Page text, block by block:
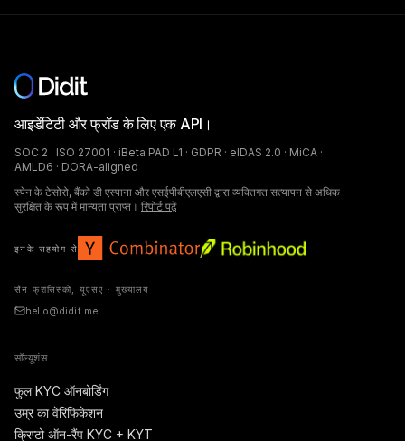
आइडेंटिटी और फ्रॉड के लिए एक API।
SOC 2 · ISO 27001 · iBeta PAD L1 · GDPR · eIDAS 2.0 · MiCA ·
AMLD6 · DORA-aligned
स्पेन के टेसोरो, बैंको डी एस्पाना और एसईपीबीएलएसी द्वारा व्यक्तिगत सत्यापन से अधिक
सुरक्षित के रूप में मान्यता प्राप्त। रिपोर्ट पढ़ें
इनके सहयोग से
सैन फ्रांसिस्को, यूएसए · मुख्यालय
hello@didit.me
सॉल्यूशंस
फुल KYC ऑनबोर्डिंग
उम्र का वेरिफिकेशन
क्रिप्टो ऑन-रैंप KYC + KYT